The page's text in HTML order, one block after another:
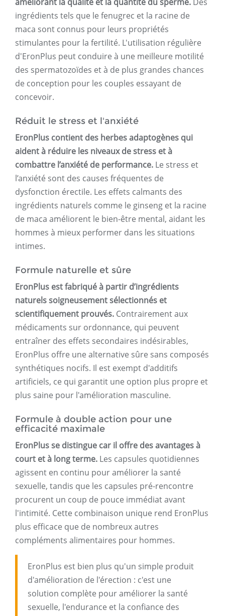
ingrédients tels que le fenugrec et la racine de
maca sont connus pour leurs propriétés
stimulantes pour la fertilité. L'utilisation régulière
d'EronPlus peut conduire à une meilleure motilité
des spermatozoïdes et à de plus grandes chances
de conception pour les couples essayant de
concevoir.
Réduit le stress et l'anxiété
EronPlus contient des herbes adaptogènes qui
aident à réduire les niveaux de stress et à
combattre l’anxiété de performance. Le stress et
l’anxiété sont des causes fréquentes de
dysfonction érectile. Les effets calmants des
ingrédients naturels comme le ginseng et la racine
de maca améliorent le bien-être mental, aidant les
hommes à mieux performer dans les situations
intimes.
Formule naturelle et sûre
EronPlus est fabriqué à partir d’ingrédients
naturels soigneusement sélectionnés et
scientifiquement prouvés. Contrairement aux
médicaments sur ordonnance, qui peuvent
entraîner des effets secondaires indésirables,
EronPlus offre une alternative sûre sans composés
synthétiques nocifs. Il est exempt d'additifs
artificiels, ce qui garantit une option plus propre et
plus saine pour l'amélioration masculine.
Formule à double action pour une
efficacité maximale
EronPlus se distingue car il offre des avantages à
court et à long terme. Les capsules quotidiennes
agissent en continu pour améliorer la santé
sexuelle, tandis que les capsules pré-rencontre
procurent un coup de pouce immédiat avant
l'intimité. Cette combinaison unique rend EronPlus
plus efficace que de nombreux autres
compléments alimentaires pour hommes.
EronPlus est bien plus qu'un simple produit
d'amélioration de l'érection : c'est une
solution complète pour améliorer la santé
sexuelle, l'endurance et la confiance des